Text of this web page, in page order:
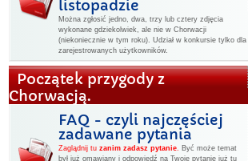
listopadzie
Można zgłosić jedno, dwa, trzy lub cztery zdjęcia
wykonane gdziekolwiek, ale nie w Chorwacji
(niekoniecznie w tym roku). Udział w konkursie tylko dla
zarejestrowanych użytkowników.
Początek przygody z
Chorwacją.
FAQ - czyli najczęściej
zadawane pytania
Zaglądnij tu zanim zadasz pytanie. Być może temat
był już omawiany i odpowiedź na Twoje pytanie już tu